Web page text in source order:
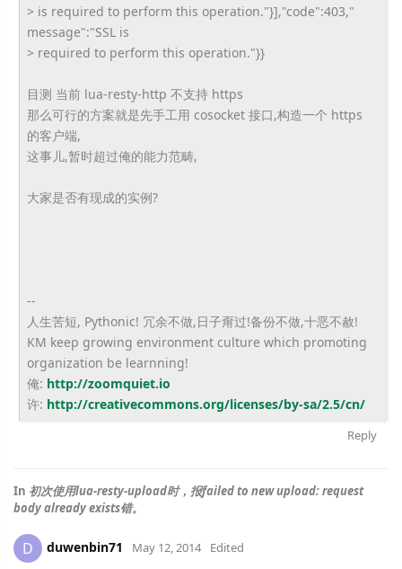
> is required to perform this operation."}],"code":403,"
message":"SSL is
> required to perform this operation."}}
目测 当前 lua-resty-http 不支持 https
那么可行的方案就是先手工用 cosocket 接口,构造一个 https
的客户端,
这事儿,暂时超过俺的能力范畴,
大家是否有现成的实例?
--
人生苦短, Pythonic! 冗余不做,日子甭过!备份不做,十恶不赦!
KM keep growing environment culture which promoting
organization be learnning!
俺: http://zoomquiet.io
许: http://creativecommons.org/licenses/by-sa/2.5/cn/
Reply
In 初次使用lua-resty-upload时，报failed to new upload: request
body already exists错。
D duwenbin71 May 12, 2014 Edited